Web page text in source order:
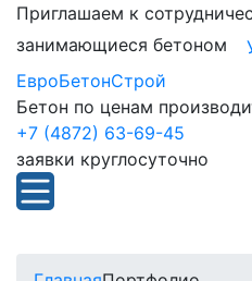
Приглашаем к
занимающиеся бетоном
ЕвроБетонСтрой
Бетон по ценам
+7 (4872) 63-69-45
заявки круглосуточно